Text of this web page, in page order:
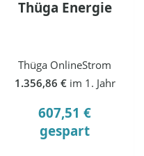
Thüga Energie
Thüga OnlineStrom
1.356,86 € im 1. Jahr
607,51 €
gespart